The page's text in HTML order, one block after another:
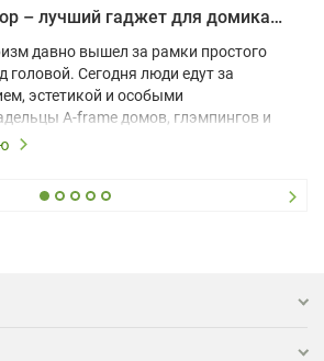
Почему проектор – лучший гаджет для домика в глэмпинге
давно вышел за рамки простого
головой. Сегодня люди едут за
эстетикой и особыми
A-frame домов, глэмпингов и
конкуренция растет, и
впечатлениями в соцсетях,